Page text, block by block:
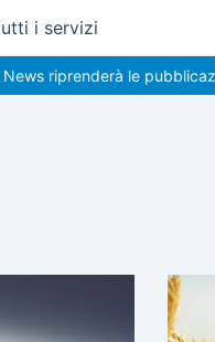
i servizi
riprenderà le